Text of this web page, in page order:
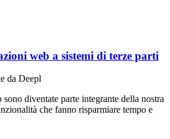
web a sistemi di terze parti
da Deepl
diventate parte integrante della nostra
che fanno risparmiare tempo e